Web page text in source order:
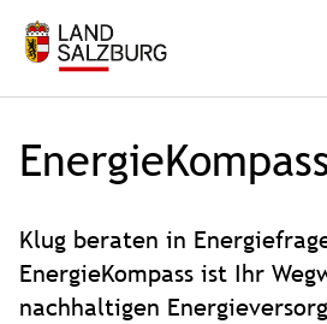
Klug beraten in
EnergieKompass ist Ihr
nachhaltigen